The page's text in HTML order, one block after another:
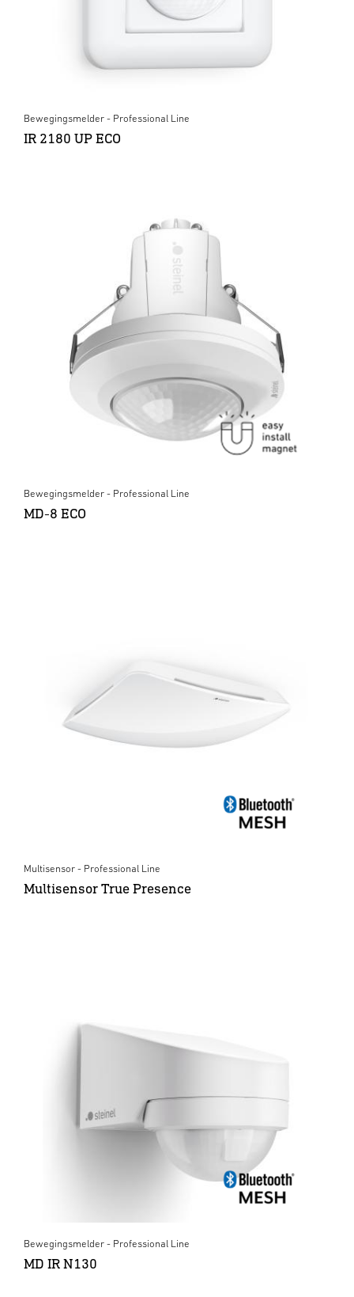
Bewegingsmelder - Professional Line
IR 2180 UP ECO
Bewegingsmelder - Professional Line
MD-8 ECO
Multisensor - Professional Line
Multisensor True Presence
Bewegingsmelder - Professional Line
MD IR N130